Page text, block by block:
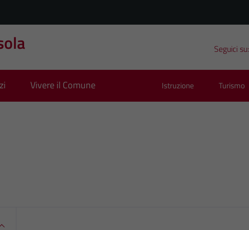
Seguici su:
Vivere il Comune Istruzione Turismo